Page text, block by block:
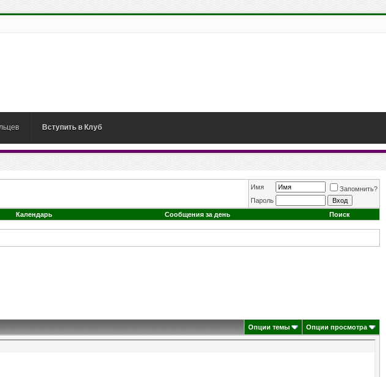
Вступить в Клуб
Имя
Запомнить?
Пароль
Календарь Сообщения за день Поиск
Опции темы Опции просмотра